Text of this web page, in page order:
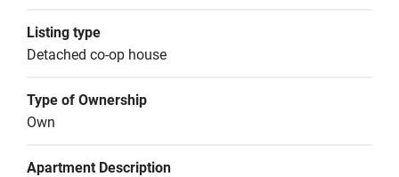
Listing type
Detached co-op house
Type of Ownership
Own
Apartment Description